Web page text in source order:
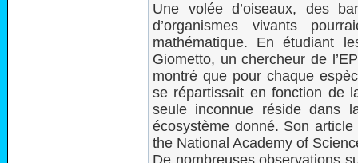
Une volée d’oiseaux, des
d’organismes vivants
mathématique. En étudiant
Giometto, un chercheur de
montré que pour chaque
se répartissait en fonction de
seule inconnue réside dans
écosystème donné. Son
the National Academy of
De nombreuses observations